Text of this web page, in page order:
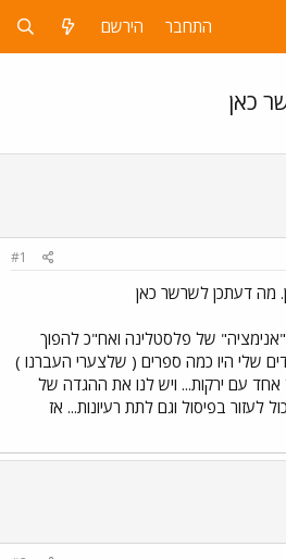
התחבר הירשם
כאן
#1
של פלסטלינה ואח"כ להפוך
שלי היו כמה ספרים ( שלצערי העברנו )
אחד עם ירקות... ויש לנו את ההגדה של
לעזור בפיסול וגם לתת רעיונות... אז